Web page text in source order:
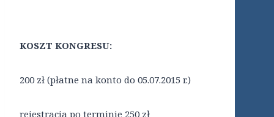
KOSZT KONGRESU:
200 zł (płatne na konto do 05.07.2015 r.)
rejestracja po terminie 250 zł